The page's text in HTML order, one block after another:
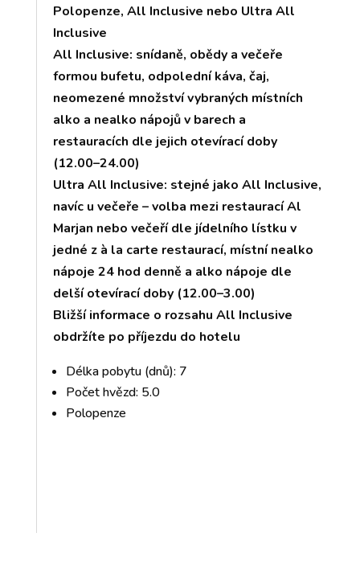
Polopenze, All Inclusive nebo Ultra All
Inclusive
All Inclusive: snídaně, obědy a večeře
formou bufetu, odpolední káva, čaj,
neomezené množství vybraných místních
alko a nealko nápojů v barech a
restauracích dle jejich otevírací doby
(12.00–24.00)
Ultra All Inclusive: stejné jako All Inclusive,
navíc u večeře – volba mezi restaurací Al
Marjan nebo večeří dle jídelního lístku v
jedné z à la carte restaurací, místní nealko
nápoje 24 hod denně a alko nápoje dle
delší otevírací doby (12.00–3.00)
Bližší informace o rozsahu All Inclusive
obdržíte po příjezdu do hotelu
Délka pobytu (dnů): 7
Počet hvězd: 5.0
Polopenze